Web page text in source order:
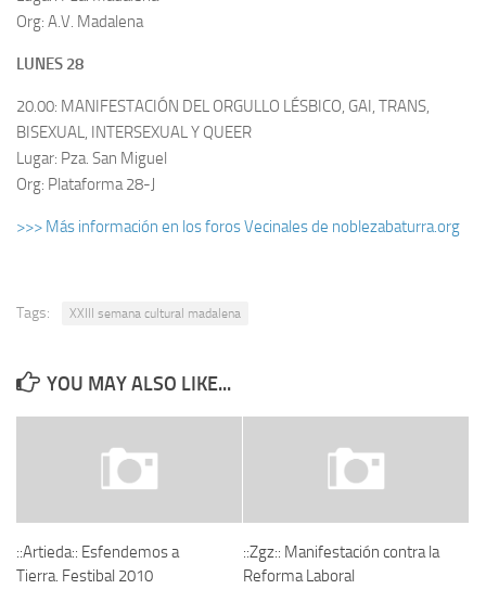
Org: A.V. Madalena
LUNES 28
20.00: MANIFESTACIÓN DEL ORGULLO LÉSBICO, GAI, TRANS,
BISEXUAL, INTERSEXUAL Y QUEER
Lugar: Pza. San Miguel
Org: Plataforma 28-J
>>> Más información en los foros Vecinales de noblezabaturra.org
Tags: XXIII semana cultural madalena
YOU MAY ALSO LIKE...
::Artieda:: Esfendemos a
Tierra. Festibal 2010
::Zgz:: Manifestación contra la
Reforma Laboral